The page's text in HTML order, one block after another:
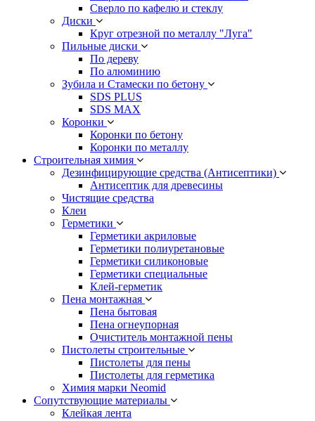
Сверло по кафелю и стеклу
Диски
Круг отрезной по металлу "Луга"
Пильные диски
По дереву
По алюминию
Зубила и Стамески по бетону
SDS PLUS
SDS MAX
Коронки
Коронки по бетону
Коронки по металлу
Строительная химия
Дезинфицирующие средства (Антисептики)
Антисептик для древесины
Чистящие средства
Клеи
Герметики
Герметики акриловые
Герметики полиуретановые
Герметики силиконовые
Герметики специальные
Клей-герметик
Пена монтажная
Пена бытовая
Пена огнеупорная
Очиститель монтажной пены
Пистолеты строительные
Пистолеты для пены
Пистолеты для герметика
Химия марки Neomid
Сопутствующие материалы
Клейкая лента